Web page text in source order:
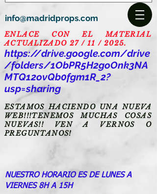
info@madridprops.com
ENLACE CON EL MATERIAL
ACTUALIZADO 27 / 11 / 2025.
https://drive.google.com/drive
/folders/1ObPR5H2goOnk3NA
MTQ12ovQb0fgm1R_2?
usp=sharing
ESTAMOS HACIENDO UNA NUEVA
WEB!!!TENEMOS MUCHAS COSAS
NUEVAS!! VEN A VERNOS O
PREGUNTANOS!
NUESTRO HORARIO ES DE LUNES A
VIERNES 8H A 15H